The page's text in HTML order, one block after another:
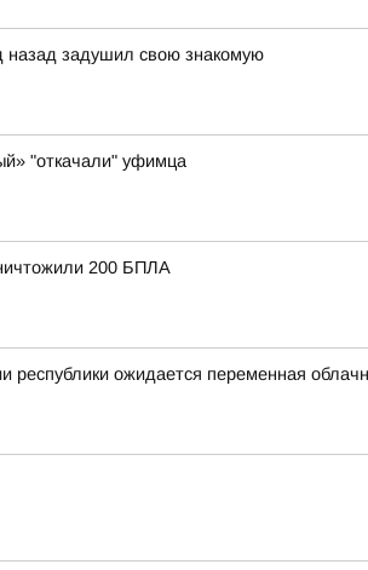
назад задушил свою знакомую
"откачали" уфимца
200 БПЛА
республики ожидается переменная